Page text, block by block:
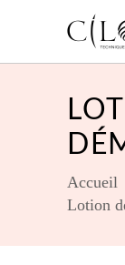
Accueil
Lotion